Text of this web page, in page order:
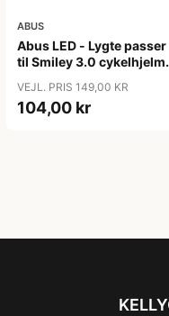
ABUS
Abus LED - Lygte passer
til Smiley 3.0 cykelhjelm
VEJL. PRIS 149,00 KR
104,00 kr